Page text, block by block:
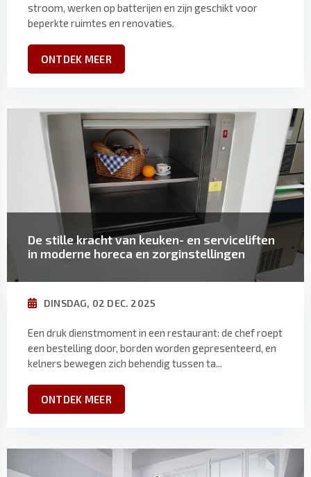
stroom, werken op batterijen en zijn geschikt voor
beperkte ruimtes en renovaties.
ONTDEK MEER
De stille kracht van keuken- en serviceliften
in moderne horeca en zorginstellingen
DINSDAG, 02 DEC. 2025
Een druk dienstmoment in een restaurant: de chef roept
een bestelling door, borden worden gepresenteerd, en
kelners bewegen zich behendig tussen ta...
ONTDEK MEER